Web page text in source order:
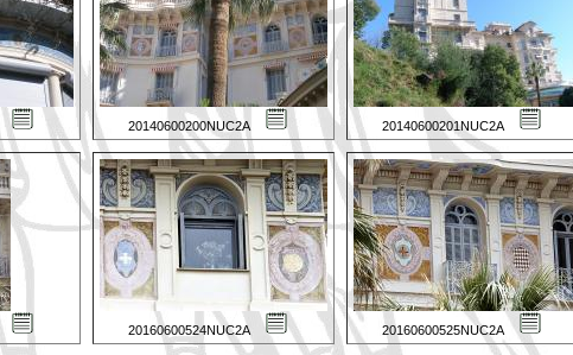
20140600200NUC2A 20140600201NUC2A
20160600524NUC2A 20160600525NUC2A